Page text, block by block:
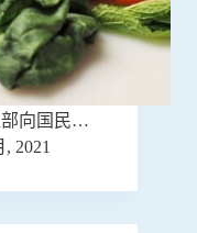
部向国民…
, 2021